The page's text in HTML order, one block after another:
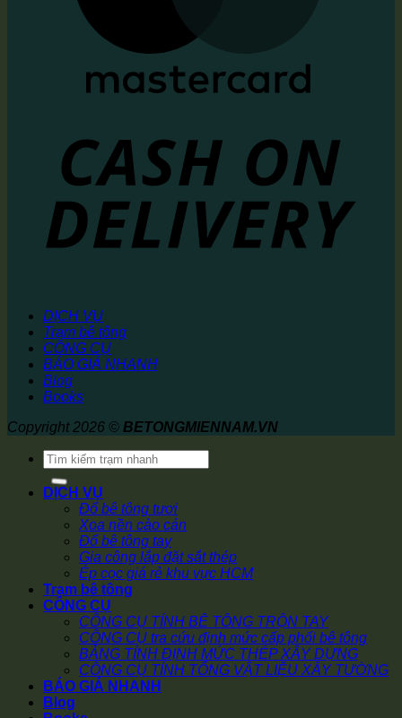
DỊCH VỤ
Trạm bê tông
CÔNG CỤ
BÁO GIÁ NHANH
Blog
Books
Copyright 2026 © BETONGMIENNAM.VN
Tìm
kiếm:
DỊCH VỤ
Đổ bê tông tươi
Xoa nền cào cán
Đổ bê tông tay
Gia công lắp đặt sắt thép
Ép cọc giá rẻ khu vực HCM
Trạm bê tông
CÔNG CỤ
CÔNG CỤ TÍNH BÊ TÔNG TRỘN TAY
CÔNG CỤ tra cứu định mức cấp phối bê tông
BẢNG TÍNH ĐỊNH MỨC THÉP XÂY DỰNG
CÔNG CỤ TÍNH TỔNG VẬT LIỆU XÂY TƯỜNG
BÁO GIÁ NHANH
Blog